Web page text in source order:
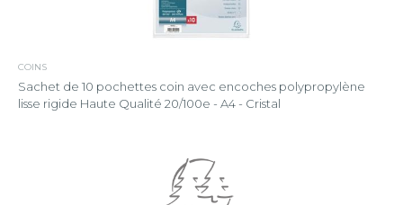
COINS
Sachet de 10 pochettes coin avec encoches polypropylène
lisse rigide Haute Qualité 20/100e - A4 - Cristal